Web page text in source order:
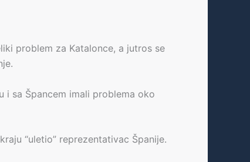
problem za Katalonce, a jutros se
i sa Špancem imali problema oko
“uletio” reprezentativac Španije.